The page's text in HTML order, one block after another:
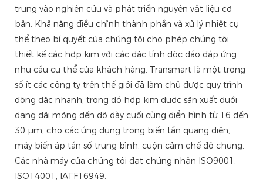
trung vào nghiên cứu và phát triển nguyên vật liệu cơ
bản. Khả năng điều chỉnh thành phần và xử lý nhiệt cụ
thể theo bí quyết của chúng tôi cho phép chúng tôi
thiết kế các hợp kim với các đặc tính độc đáo đáp ứng
nhu cầu cụ thể của khách hàng. Transmart là một trong
số ít các công ty trên thế giới đã làm chủ được quy trình
đông đặc nhanh, trong đó hợp kim được sản xuất dưới
dạng dải mỏng đến độ dày cuối cùng điển hình từ 16 đến
30 μm, cho các ứng dụng trong biến tần quang điện,
máy biến áp tần số trung bình, cuộn cảm chế độ chung.
Các nhà máy của chúng tôi đạt chứng nhận ISO9001,
ISO14001, IATF16949.